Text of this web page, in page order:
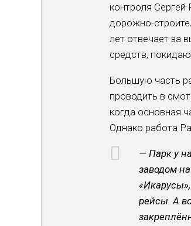
контроля Сергей
дорожно-
лет отвечает за
средств,
Большую часть
проводить в
когда основная
Однако работа
— Парк у
заводом
рейсы. А